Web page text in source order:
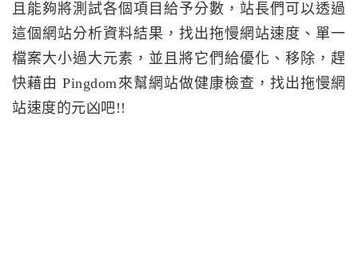
且能夠將測試各個項目給予分數，站長們可以透過
這個網站分析資料結果，找出拖慢網站速度、單一
檔案大小過大元素，並且將它們給優化、移除，趕
快藉由 Pingdom來幫網站做健康檢查，找出拖慢網
站速度的元凶吧!!